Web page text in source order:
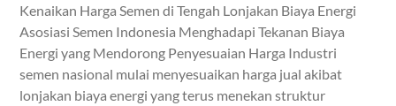
Kenaikan Harga Semen di Tengah Lonjakan Biaya Energi
Asosiasi Semen Indonesia Menghadapi Tekanan Biaya
Energi yang Mendorong Penyesuaian Harga Industri
semen nasional mulai menyesuaikan harga jual akibat
lonjakan biaya energi yang terus menekan struktur